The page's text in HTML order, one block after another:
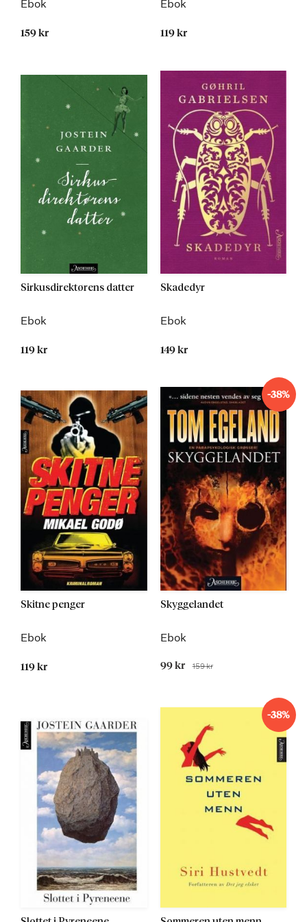
Ebok
159 kr
Ebok
119 kr
Sirkusdirektørens datter
Ebok
119 kr
Skadedyr
Ebok
149 kr
Skitne penger
Ebok
119 kr
-38%
Skyggelandet
Ebok
Tilbudspris
99 kr Før
159 kr
-38%